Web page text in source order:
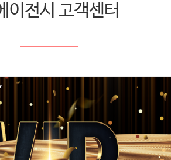
이전시 고객센터